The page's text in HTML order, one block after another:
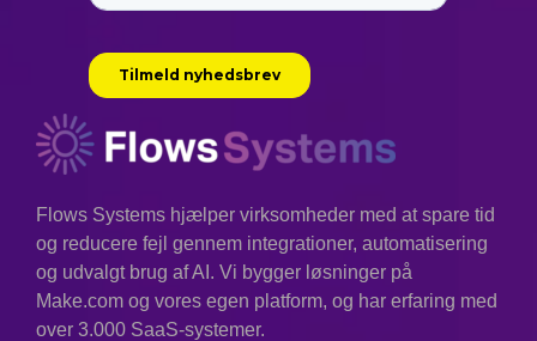
Flows Systems hjælper virksomheder med at spare tid
og reducere fejl gennem integrationer, automatisering
og udvalgt brug af AI. Vi bygger løsninger på
Make.com og vores egen platform, og har erfaring med
over 3.000 SaaS-systemer.